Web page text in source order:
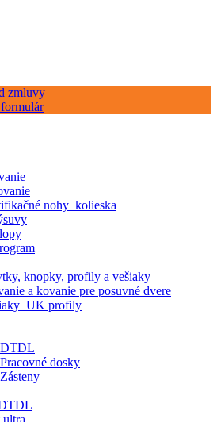
zmluvy
nohy_kolieska
knopky, profily a vešiaky
a kovanie pre posuvné dvere
profily
dosky
ultra